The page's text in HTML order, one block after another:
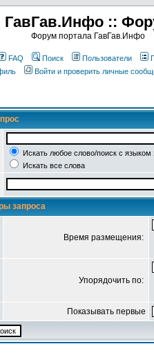
ГавГав.Инфо ::
Форум портала ГавГав.Инфо
FAQ Поиск Пользователи
Войти и проверить личные
Искать любое слово/поиск с языком
Искать все слова
запроса
Время размещения:
Упорядочить по:
Показывать первые